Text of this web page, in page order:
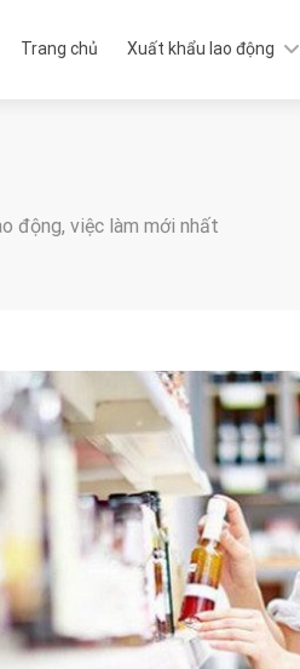
Trang chủ Xuất khẩu lao động
động, việc làm mới nhất